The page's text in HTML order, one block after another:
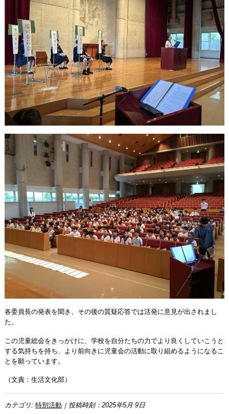
各委員長の発表を聞き、その後の質疑応答では活発に意見が出されまし
た。
この児童総会をきっかけに、学校を自分たちの力でより良くしていこうと
する気持ちを持ち、より前向きに児童会の活動に取り組めるようになるこ
とを願っています。
（文責：生活文化部）
カテゴリ: 特別活動｜投稿時刻：2025年5月 9日